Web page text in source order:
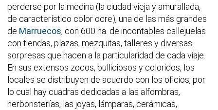
perderse por la medina (la ciudad vieja y amurallada,
de característico color ocre), una de las más grandes
de Marruecos, con 600 ha. de incontables callejuelas
con tiendas, plazas, mezquitas, talleres y diversas
sorpresas que hacen a la particularidad de cada viaje.
En sus extensos zocos, bulliciosos y coloridos, los
locales se distribuyen de acuerdo con los oficios, por
lo cual hay cuadras dedicadas a las alfombras,
herboristerías, las joyas, lámparas, cerámicas,